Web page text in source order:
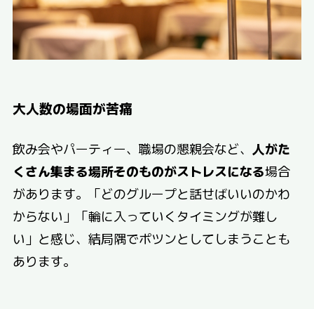
大人数の場面が苦痛
飲み会やパーティー、職場の懇親会など、 人がた
くさん集まる場所そのものがストレスになる場合
があります。「どのグループと話せばいいのかわ
からない」「輪に入っていくタイミングが難し
い」と感じ、結局隅でポツンとしてしまうことも
あります。